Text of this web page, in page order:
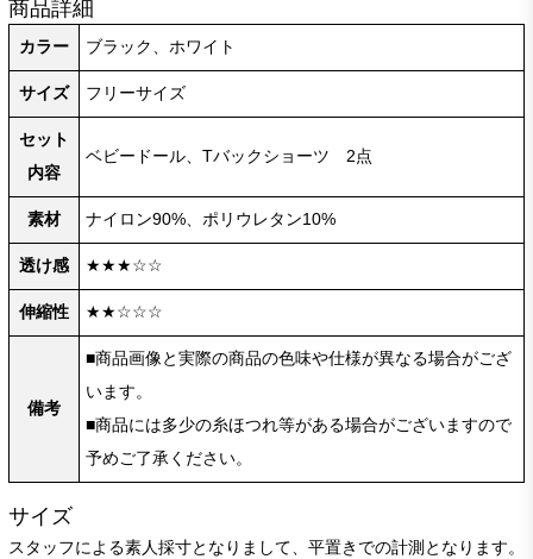
商品詳細
カラー ブラック、ホワイト
サイズ フリーサイズ
セット
内容
ベビードール、Tバックショーツ 2点
素材 ナイロン90%、ポリウレタン10%
透け感 ★★★☆☆
伸縮性 ★★☆☆☆
備考
■商品画像と実際の商品の色味や仕様が異なる場合がござ
います。
■商品には多少の糸ほつれ等がある場合がございますので
予めご了承ください。
サイズ
スタッフによる素人採寸となりまして、平置きでの計測となります。